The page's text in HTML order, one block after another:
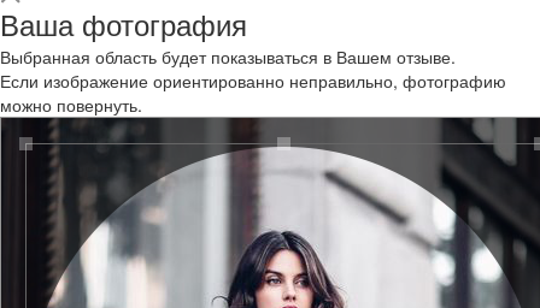
Ваша фотография
Выбранная область будет показываться в Вашем отзыве.
Если изображение ориентированно неправильно, фотографию
можно повернуть.